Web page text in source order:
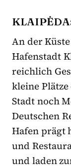
An der
Hafenstadt
reichlich
kleine
Stadt noch
Deutschen
Hafen prägt
und
und laden